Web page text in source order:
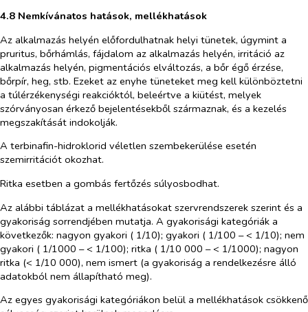
4.8 Nemkívánatos hatások, mellékhatások
Az alkalmazás helyén előfordulhatnak helyi tünetek, úgymint a
pruritus, bőrhámlás, fájdalom az alkalmazás helyén, irritáció az
alkalmazás helyén, pigmentációs elváltozás, a bőr égő érzése,
bőrpír, heg, stb. Ezeket az enyhe tüneteket meg kell különböztetni
a túlérzékenységi reakcióktól, beleértve a kiütést, melyek
szórványosan érkező bejelentésekből származnak, és a kezelés
megszakítását indokolják.
A terbinafin-hidroklorid véletlen szembekerülése esetén
szemirritációt okozhat.
Ritka esetben a gombás fertőzés súlyosbodhat.
Az alábbi táblázat a mellékhatásokat szervrendszerek szerint és a
gyakoriság sorrendjében mutatja. A gyakorisági kategóriák a
következők: nagyon gyakori ( 1/10); gyakori ( 1/100 – < 1/10); nem
gyakori ( 1/1000 – < 1/100); ritka ( 1/10 000 – < 1/1000); nagyon
ritka (< 1/10 000), nem ismert (a gyakoriság a rendelkezésre álló
adatokból nem állapítható meg).
Az egyes gyakorisági kategóriákon belül a mellékhatások csökkenő